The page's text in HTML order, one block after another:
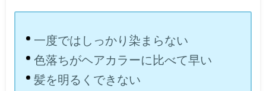
一度ではしっかり染まらない
色落ちがヘアカラーに比べて早い
髪を明るくできない